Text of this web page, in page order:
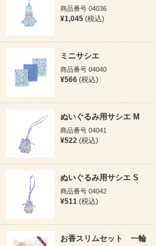
商品番号 04036
¥1,045 (税込)
ミニサシエ
商品番号 04040
¥566 (税込)
ぬいぐるみ用サシエ M
商品番号 04041
¥522 (税込)
ぬいぐるみ用サシエ S
商品番号 04042
¥511 (税込)
お香スリムセット 一輪